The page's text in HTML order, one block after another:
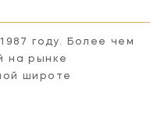
году. Более чем
на рынке
широте